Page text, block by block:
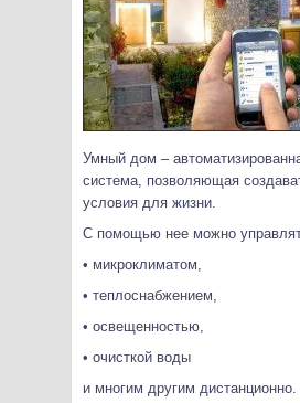
Умный дом –
система, позволяющая
условия для жизни.
С помощью нее можно
• микроклиматом,
• теплоснабжением,
• освещенностью,
• очисткой воды
и многим другим дистанционно.